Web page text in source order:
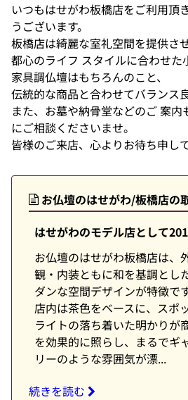
いつもはせがわ板橋店をご利用頂
うございます。
板橋店は綺麗な室礼空間を提供さ
都心のライフ スタイルに合わせた
家具調仏壇はもちろんのこと、
伝統的な商品と合わせてバランス
また、お墓や納骨堂などのご 案
にご相談くださいませ。
皆様のご来店、心よりお待ち申し
お仏壇のはせがわ/板橋店の
はせがわのモデル店として
お仏壇のはせがわ板橋店は、
観・内装ともに和を基調とし
ダンな空間デザインが特徴です
店内は茶色をベースに、スポ
ライトの落ち着いた明かりが
を効果的に照らし、まるでギ
リーのような雰囲気が漂...
続きを読む